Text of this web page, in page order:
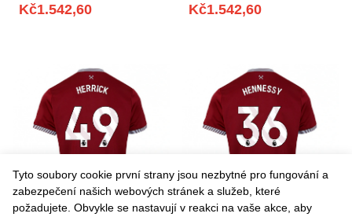
Domů Hráčské Dresy
Kč1.542,60
Domů Hráčské Dresy
Kč1.542,60
Tyto soubory cookie první strany jsou nezbytné pro fungování a
zabezpečení našich webových stránek a služeb, které
požadujete. Obvykle se nastavují v reakci na vaše akce, aby